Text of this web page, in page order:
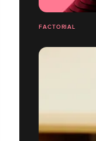
FACTORIAL